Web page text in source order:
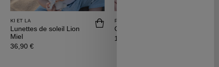
KI ET LA
Lunettes de soleil Lion
Miel
Prix
36,90 €
Acheter Lunettes de soleil Lion Miel
PAPIER TIGRE
Carnet Feel Good
Prix
19,00 €